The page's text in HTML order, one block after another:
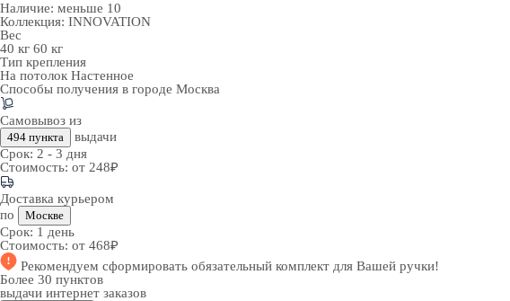
Наличие: меньше 10
Коллекция: INNOVATION
Вес
40 кг 60 кг
Тип крепления
На потолок Настенное
Способы получения в городе Москва
Самовывоз из
494 пункта
выдачи
Срок: 2 - 3 дня
Стоимость: от 248₽
Доставка курьером
по
Москве
Срок: 1 день
Стоимость: от 468₽
Рекомендуем сформировать обязательный комплект для Вашей ручки!
Более 30 пунктов
выдачи интернет заказов